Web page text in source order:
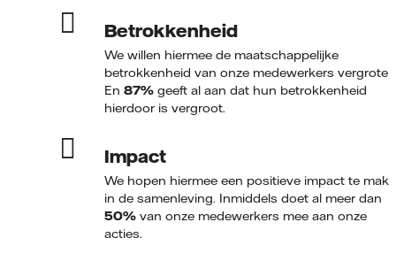
Betrokkenheid
We willen hiermee de maatschappelijke
betrokkenheid van onze medewerkers
En 87%geeft al aan dat hun betrokkenheid
hierdoor is vergroot.
Impact
We hopen hiermee een positieve impact te
in de samenleving. Inmiddels doet al meer dan
50%van onze medewerkers mee aan onze
acties.